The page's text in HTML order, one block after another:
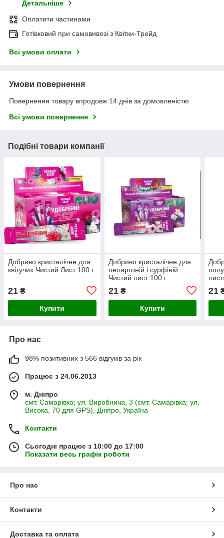
Детальніше
Оплатити частинами
Готівковий при самовивозі з Квітки-Трейд
Всі умови оплати
Умови повернення
Повернення товару впродовж 14 днів за домовленістю
Всі умови повернення
Подібні товари компанії
Добриво кристалічне для
квітучих Чистий Лист 100 г
21 ₴
Купити
Добриво кристалічне для
пеларгоній і сурфіній
Чистий лист 100 г.
21₴
Купити
21
Про нас
98% позитивних з 566 відгуків за рік
Працює з 24.06.2013
м. Дніпро
смт. Самарівка; ул. Виробнича, 3 (смт. Самарівка; ул.
Висока, 70 для GPS), Дніпро, Україна
Контакти
Сьогодні працює з 10:00 до 17:00
Показати весь графік роботи
Про нас
Контакти
Доставка та оплата